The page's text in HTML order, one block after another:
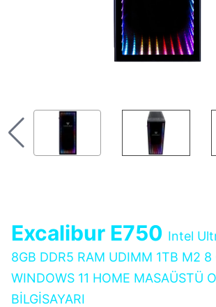
Excalibur E750 Intel
8GB DDR5 RAM UDIMM 1TB M2
WINDOWS 11 HOME MASAÜSTÜ
BİLGİSAYARI